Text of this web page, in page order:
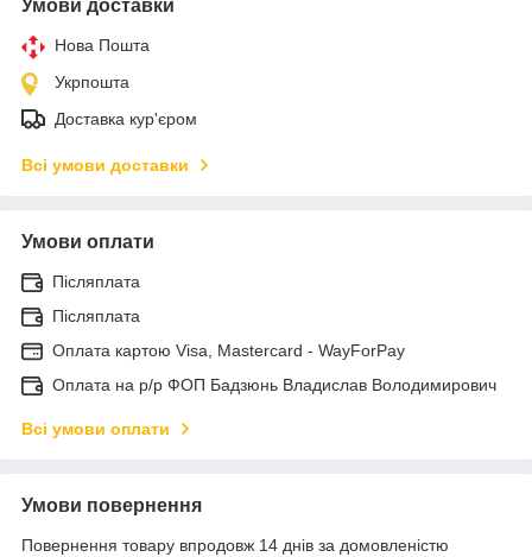
Умови доставки
Нова Пошта
Укрпошта
Доставка кур'єром
Всі умови доставки
Умови оплати
Післяплата
Післяплата
Оплата картою Visa, Mastercard - WayForPay
Оплата на р/р ФОП Бадзюнь Владислав Володимирович
Всі умови оплати
Умови повернення
Повернення товару впродовж 14 днів за домовленістю